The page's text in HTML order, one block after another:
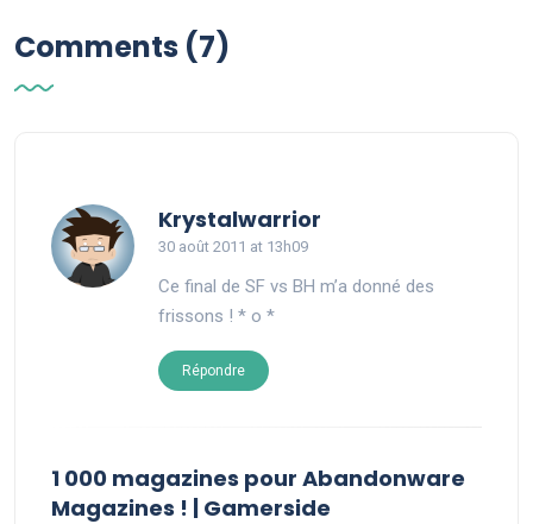
Comments (7)
Krystalwarrior
30 août 2011 at 13h09
Ce final de SF vs BH m’a donné des
frissons ! * o *
Répondre
1 000 magazines pour Abandonware
Magazines ! | Gamerside